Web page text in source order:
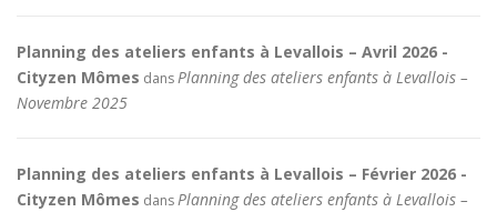
Planning des ateliers enfants à Levallois – Avril 2026 -
Cityzen Mômes dansPlanning des ateliers enfants à Levallois –
Novembre 2025
Planning des ateliers enfants à Levallois – Février 2026 -
Cityzen Mômes dansPlanning des ateliers enfants à Levallois –